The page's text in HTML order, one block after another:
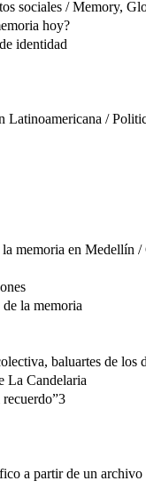
sociales / Memory,
hoy?
identidad
Latinoamericana /
memoria en
la memoria
baluartes de
La Candelaria
a partir de un